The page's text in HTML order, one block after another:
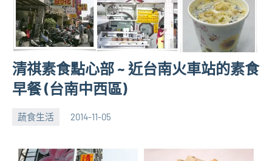
清祺素食點心部 ~ 近台南火車站的素食
早餐 (台南中西區)
蔬食生活 2014-11-05
張
芋
No